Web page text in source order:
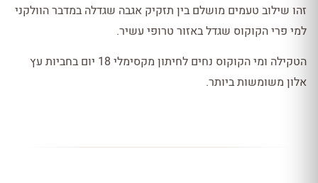
זהו שילוב טעמים מושלם בין תזקיק אגבה שגדלה במדבר הוולקני
למי פרי הקוקוס שגדל באזור טרופי עשיר.
הטקילה ומי הקוקוס נחים לחיתון מקסימלי 18 יום בחביות עץ
אלון משומשות ביותר.